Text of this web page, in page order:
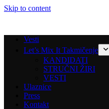
Skip to content
Vesti
Let’s Mix It Takmičenje
KANDIDATI
STRUČNI ŽIRI
VESTI
Ulaznice
Press
Kontakt